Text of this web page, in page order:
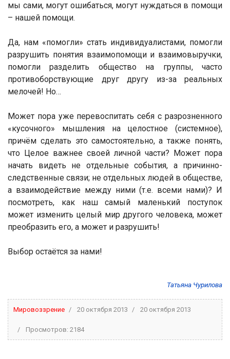
мы сами, могут ошибаться, могут нуждаться в помощи
– нашей помощи.
Да, нам «помогли» стать индивидуалистами, помогли
разрушить понятия взаимопомощи и взаимовыручки,
помогли разделить общество на группы, часто
противоборствующие друг другу из-за реальных
мелочей! Но…
Может пора уже перевоспитать себя с разрозненного
«кусочного» мышления на целостное (системное),
причём сделать это самостоятельно, а также понять,
что Целое важнее своей личной части? Может пора
начать видеть не отдельные события, а причинно-
следственные связи; не отдельных людей в обществе,
а взаимодействие между ними (т.е. всеми нами)? И
посмотреть, как наш самый маленький поступок
может изменить целый мир другого человека, может
преобразить его, а может и разрушить!
Выбор остаётся за нами!
Татьяна Чурилова
Мировоззрение 20 октября 2013 20 октября 2013
Просмотров: 2184